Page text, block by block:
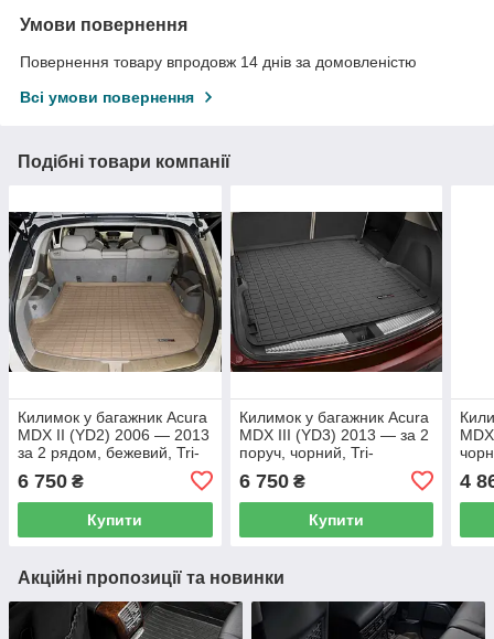
Умови повернення
Повернення товару впродовж 14 днів за домовленістю
Всі умови повернення
Подібні товари компанії
Килимок у багажник Acura
MDX II (YD2) 2006 — 2013
за 2 рядом, бежевий, Tri-
Extruded (WeatherTech) —
штука
6 750 ₴
Купити
Килимок у багажник Acura
MDX III (YD3) 2013 — за 2
поруч, чорний, Tri-
Extruded (WeatherTech) —
штука
6 750₴
Купити
ряд
4
Акційні пропозиції та новинки